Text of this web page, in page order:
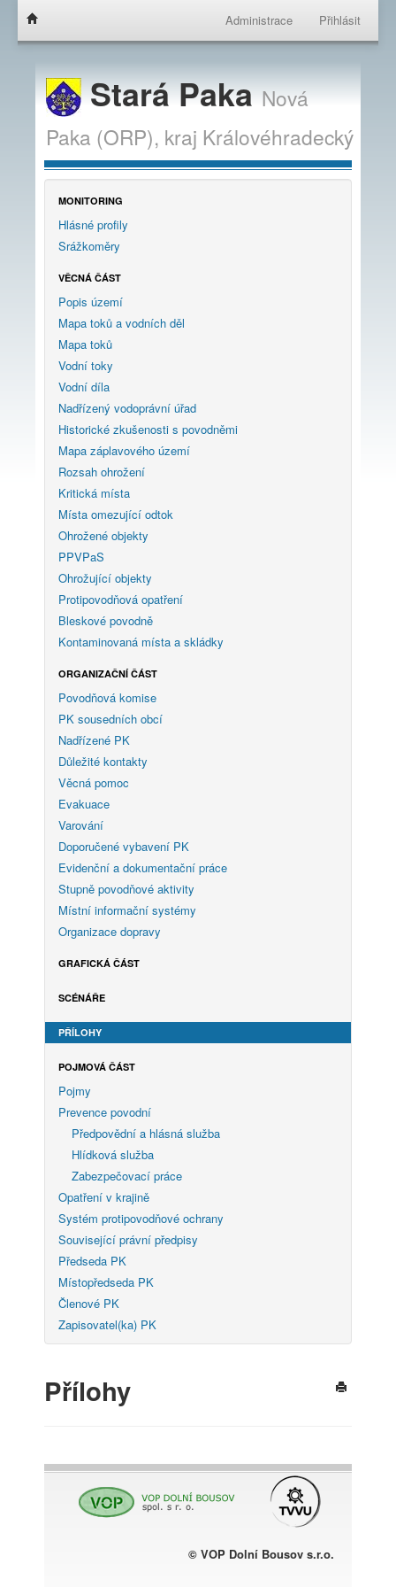
Administrace Přihlásit
Stará PakaNová
Paka (ORP), kraj Královéhradecký
MONITORING
Hlásné profily
Srážkoměry
VĚCNÁ ČÁST
Popis území
Mapa toků a vodních děl
Mapa toků
Vodní toky
Vodní díla
Nadřízený vodoprávní úřad
Historické zkušenosti s povodněmi
Mapa záplavového území
Rozsah ohrožení
Kritická místa
Místa omezující odtok
Ohrožené objekty
PPVPaS
Ohrožující objekty
Protipovodňová opatření
Bleskové povodně
Kontaminovaná místa a skládky
ORGANIZAČNÍ ČÁST
Povodňová komise
PK sousedních obcí
Nadřízené PK
Důležité kontakty
Věcná pomoc
Evakuace
Varování
Doporučené vybavení PK
Evidenční a dokumentační práce
Stupně povodňové aktivity
Místní informační systémy
Organizace dopravy
GRAFICKÁ ČÁST
SCÉNÁŘE
PŘÍLOHY
POJMOVÁ ČÁST
Pojmy
Prevence povodní
Předpovědní a hlásná služba
Hlídková služba
Zabezpečovací práce
Opatření v krajině
Systém protipovodňové ochrany
Související právní předpisy
Předseda PK
Místopředseda PK
Členové PK
Zapisovatel(ka) PK
Přílohy
© VOP Dolní Bousov s.r.o.